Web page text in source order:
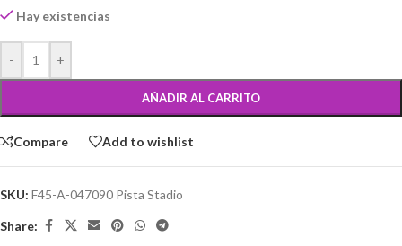
Hay existencias
- +
AÑADIR AL CARRITO
Compare Add to wishlist
SKU: F45-A-047090 Pista Stadio
Share: